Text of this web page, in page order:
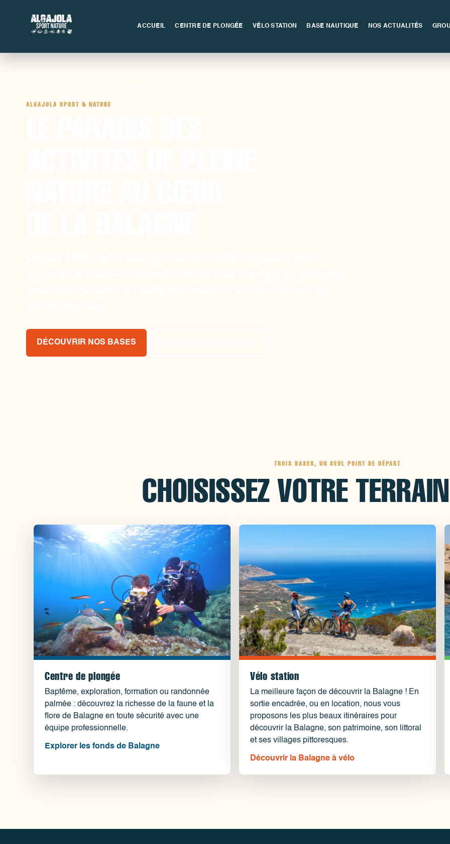
ACCUEIL CENTRE DE PLONGÉE VÉLO STATION BASE NAUTIQUE NOS ACTUALITÉS
ALGAJOLA SPORT & NATURE
DÉCOUVRIR NOS BASES
TROIS BASES, UN SEUL POINT DE DÉPART
CHOISISSEZ VOTRE
Centre de plongée
Baptême, exploration, formation ou randonnée
palmée : découvrez la richesse de la faune et la
flore de Balagne en toute sécurité avec une
équipe professionnelle.
Explorer les fonds de Balagne
Vélo station
La meilleure façon de découvrir la Balagne ! En
sortie encadrée, ou en location, nous vous
proposons les plus beaux itinéraires pour
découvrir la Balagne, son patrimoine, son littoral
et ses villages pittoresques.
Découvrir la Balagne à vélo